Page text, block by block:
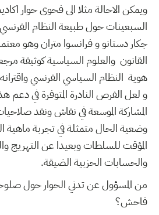
ويمكن الاحالة مثلا الى فحوى حوار
السبعينات حول طبيعة النظام
جكار دستانو و فرانسوا متران وهو
القانون والعلوم السياسية كوثيقة
هوية النظام السياسي الفرنسي
و لعل الفرص النادرة المتوفرة في دعم
المشاركة الموسعة في نقاش ونقد
وضعية الحال متمثلة في تجربة ماهية
المؤقت للسلطات وبعيدا عن التهريج
والحسابات الحزبية الضيقة.
من المسؤول عن تدني الحوار حول
فاحش؟